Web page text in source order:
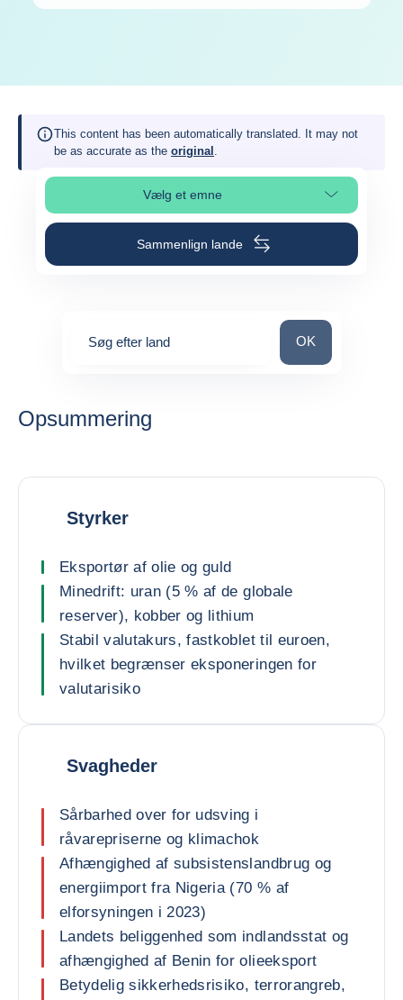
This content has been automatically translated. It may not
be as accurate as the original .
Vælg et emneVælg sideafsnit
Sammenlign lande
Søg efter land Søg efter land
OK
Opsummering
Styrker
Eksportør af olie og guld
Minedrift: uran (5 % af de globale
reserver), kobber og lithium
Stabil valutakurs, fastkoblet til euroen,
hvilket begrænser eksponeringen for
valutarisiko
Svagheder
Sårbarhed over for udsving i
råvarepriserne og klimachok
Afhængighed af subsistenslandbrug og
energiimport fra Nigeria (70 % af
elforsyningen i 2023)
Landets beliggenhed som indlandsstat og
afhængighed af Benin for olieeksport
Betydelig sikkerhedsrisiko, terrorangreb,